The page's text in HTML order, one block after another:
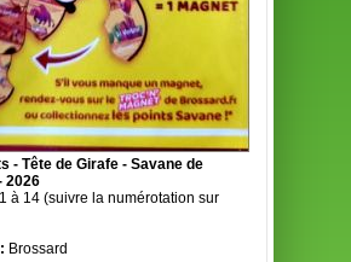
- Tête de Girafe - Savane de
2026
à 14 (suivre la numérotation sur
Brossard